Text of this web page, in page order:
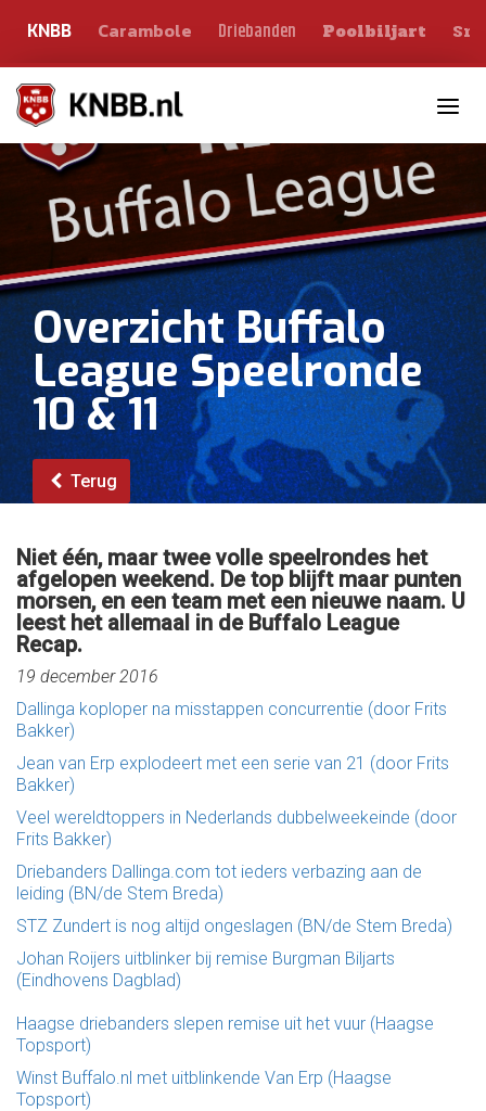
KNBB Carambole Driebanden Poolbiljart
Overzicht Buffalo
League Speelronde
10 & 11
Terug
Niet één, maar twee volle speelrondes het
afgelopen weekend. De top blijft maar punten
morsen, en een team met een nieuwe naam. U
leest het allemaal in de Buffalo League
Recap.
19 december 2016
Dallinga koploper na misstappen concurrentie (door Frits
Bakker)
Jean van Erp explodeert met een serie van 21 (door Frits
Bakker)
Veel wereldtoppers in Nederlands dubbelweekeinde (door
Frits Bakker)
Driebanders Dallinga.com tot ieders verbazing aan de
leiding (BN/de Stem Breda)
STZ Zundert is nog altijd ongeslagen (BN/de Stem Breda)
Johan Roijers uitblinker bij remise Burgman Biljarts
(Eindhovens Dagblad)
Haagse driebanders slepen remise uit het vuur (Haagse
Topsport)
Winst Buffalo.nl met uitblinkende Van Erp (Haagse
Topsport)